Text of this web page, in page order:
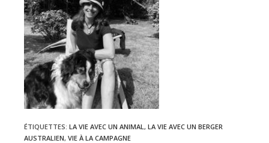
ÉTIQUETTES: LA VIE AVEC UN ANIMAL, LA VIE AVEC UN BERGER
AUSTRALIEN, VIE À LA CAMPAGNE